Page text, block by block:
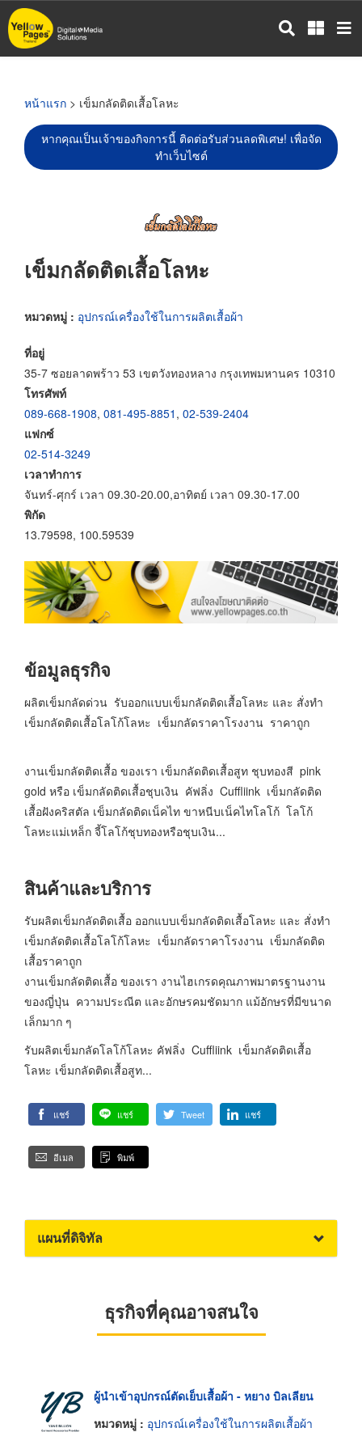
ข้าม
ไป
หน้าแรก > เข็มกลัดติดเสื้อโลหะ
หากคุณเป็นเจ้าของกิจการนี้ ติดต่อรับส่วนลดพิเศษ! เพื่อจัด
ทำเว็บไซต์
เข็มกลัดติดเสื้อโลหะ
หมวดหมู่ : อุปกรณ์เครื่องใช้ในการผลิตเสื้อผ้า
ที่อยู่
35-7 ซอยลาดพร้าว 53 เขตวังทองหลาง กรุงเทพมหานคร 10310
โทรศัพท์
089-668-1908, 081-495-8851 , 02-539-2404
แฟกซ์
02-514-3249
เวลาทำการ
จันทร์-ศุกร์ เวลา 09.30-20.00,อาทิตย์ เวลา 09.30-17.00
พิกัด
13.79598, 100.59539
ข้อมูลธุรกิจ
ผลิตเข็มกลัดด่วน รับออกแบบเข็มกลัดติดเสื้อโลหะ และ สั่งทำ
เข็มกลัดติดเสื้อโลโก้โลหะ เข็มกลัดราคาโรงงาน ราคาถูก
งานเข็มกลัดติดเสื้อ ของเรา เข็มกลัดติดเสื้อสูท ชุบทองสี pink
gold หรือ เข็มกลัดติดเสื้อชุบเงิน คัฟลิ่ง Cuffliink เข็มกลัดติด
เสื้อฝังคริสตัล เข็มกลัดติดเน็คไท ขาหนีบเน็คไทโลโก้ โลโก้
โลหะแม่เหล็ก จี้โลโก้ชุบทองหรือชุบเงิน...
สินค้าและบริการ
รับผลิตเข็มกลัดติดเสื้อ ออกแบบเข็มกลัดติดเสื้อโลหะ และ สั่งทำ
เข็มกลัดติดเสื้อโลโก้โลหะ เข็มกลัดราคาโรงงาน เข็มกลัดติด
เสื้อราคาถูก
งานเข็มกลัดติดเสื้อ ของเรา งานไฮเกรดคุณภาพมาตรฐานงาน
ของญี่ปุ่น ความประณีต และอักษรคมชัดมาก แม้อักษรที่มีขนาด
เล็กมาก ๆ
รับผลิตเข็มกลัดโลโก้โลหะ คัฟลิ่ง Cuffliink เข็มกลัดติดเสื้อ
โลหะ เข็มกลัดติดเสื้อสูท...
แชร์ แชร์ Tweet แชร์
อีเมล พิมพ์
แผนที่ดิจิทัล
ธุรกิจที่คุณอาจสนใจ
ผู้นำเข้าอุปกรณ์ตัดเย็บเสื้อผ้า - หยาง บิลเลียน
หมวดหมู่ : อุปกรณ์เครื่องใช้ในการผลิตเสื้อผ้า